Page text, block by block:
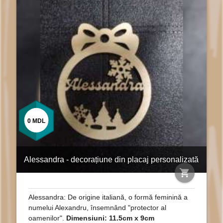
Alessandra - decorațiune din placaj personalizată
shopping_cart
0 MDL
Alessandra: De origine italiană, o formă feminină a
numelui Alexandru, însemnând "protector al
oamenilor". Dimensiuni: 11.5cm x 9cm